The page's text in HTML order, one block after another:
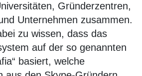
Gründerzentren,
Unternehmen zusammen.
zu wissen, dass das
auf der so genannten
basiert, welche